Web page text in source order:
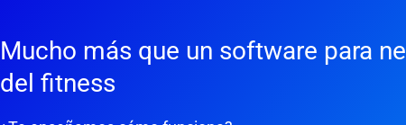
Mucho más que un software para
del fitness